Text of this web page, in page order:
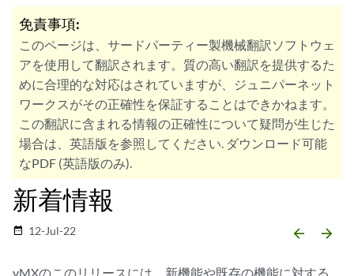
免責事項:
このページは、サードパーティー製機械翻訳ソフトウェ
アを使用して翻訳されます。質の高い翻訳を提供するた
めに合理的な対応はされていますが、ジュニパーネット
ワークスがその正確性を保証することはできかねます。
この翻訳に含まれる情報の正確性について疑問が生じた
場合は、英語版を参照してください. ダウンロード可能
なPDF (英語版のみ).
新着情報
date_range 12-Jul-22 arrow_backward arrow_forward
vMXのこのリリースには、新機能や既存の機能に対する